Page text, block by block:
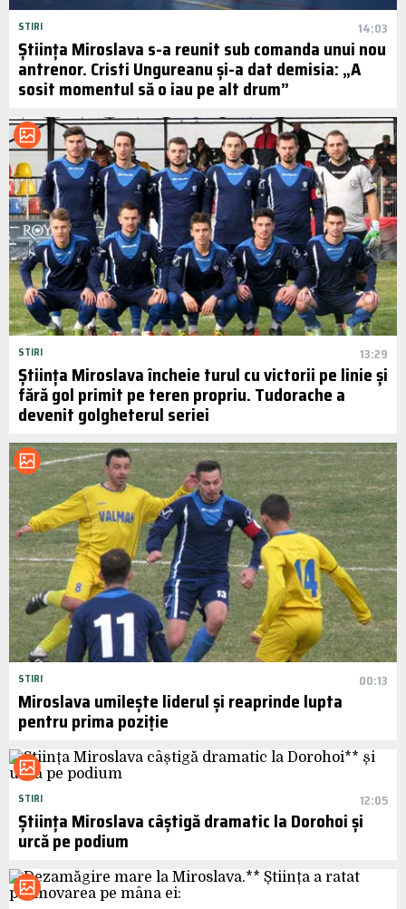
STIRI 14:03
Știința Miroslava s-a reunit sub comanda unui nou
antrenor. Cristi Ungureanu și-a dat demisia: „A
sosit momentul să o iau pe alt drum”
STIRI 13:29
Știința Miroslava încheie turul cu victorii pe linie și
fără gol primit pe teren propriu. Tudorache a
devenit golgheterul seriei
STIRI 00:13
Miroslava umilește liderul și reaprinde lupta
pentru prima poziție
STIRI 12:05
Știința Miroslava câștigă dramatic la Dorohoi și
urcă pe podium